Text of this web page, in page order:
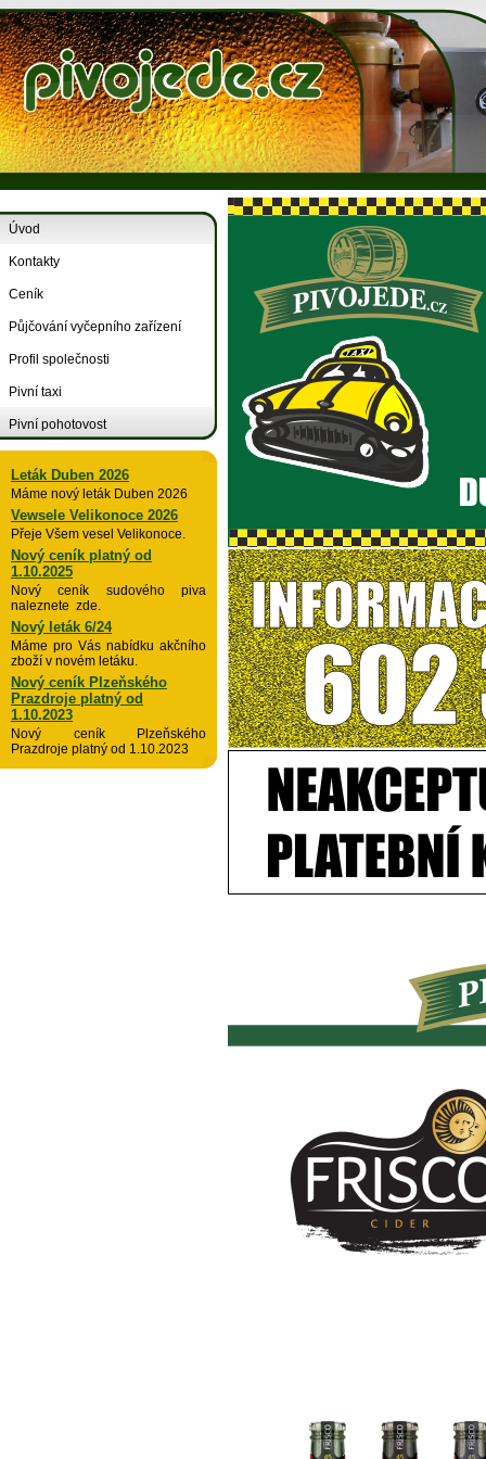
Úvod
Kontakty
Ceník
Půjčování vyčepního zařízení
Profil společnosti
Pivní taxi
Pivní pohotovost
Leták Duben 2026
Máme nový leták Duben 2026
Vewsele Velikonoce 2026
Přeje Všem vesel Velikonoce.
Nový ceník platný od
1.10.2025
Nový ceník sudového piva
naleznete zde.
Nový leták 6/24
Máme pro Vás nabídku akčního
zboží v novém letáku.
Nový ceník Plzeňského
Prazdroje platný od
1.10.2023
Nový ceník Plzeňského
Prazdroje platný od 1.10.2023